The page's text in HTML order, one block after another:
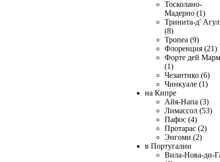
Тосколано-
Мадерно (1)
Тринита-д'
(8)
Тропеа (9)
Флоренция (21)
Форте дей
(1)
Чезантико (6)
Чинкуале (1)
на Кипре
Айя-Напа (3)
Лимассол (53)
Пафос (4)
Протарас (2)
Энгоми (2)
в Португалии
Вила-Нова-ди-